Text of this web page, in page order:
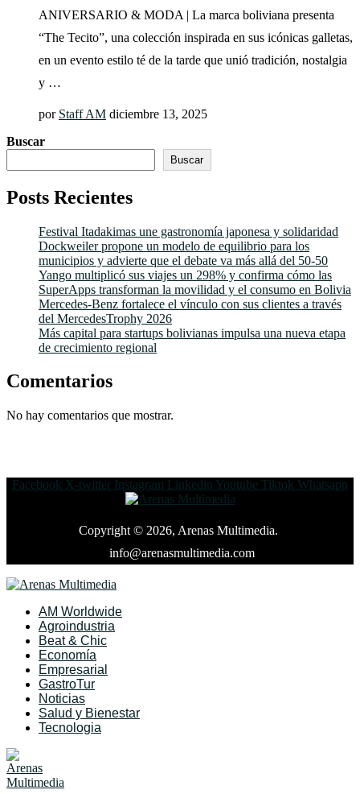
ANIVERSARIO & MODA | La marca boliviana presenta
“The Tecito”, una colección inspirada en sus icónicas galletas,
en un evento estilo té de la tarde que unió tradición, nostalgia
y …
por Staff AM diciembre 13, 2025
Buscar
Buscar
Posts Recientes
Festival Itadakimas une gastronomía japonesa y solidaridad
Dockweiler propone un modelo de equilibrio para los
municipios y advierte que el debate va más allá del 50-50
Yango multiplicó sus viajes un 298% y confirma cómo las
SuperApps transforman la movilidad y el consumo en Bolivia
Mercedes-Benz fortalece el vínculo con sus clientes a través
del MercedesTrophy 2026
Más capital para startups bolivianas impulsa una nueva etapa
de crecimiento regional
Comentarios
No hay comentarios que mostrar.
Facebook X-twitter Instagram Linkedin Youtube Tiktok Whatsapp
Copyright © 2026, Arenas Multimedia.
info@arenasmultimedia.com
AM Worldwide
Agroindustria
Beat & Chic
Economía
Empresarial
GastroTur
Noticias
Salud y Bienestar
Tecnologia